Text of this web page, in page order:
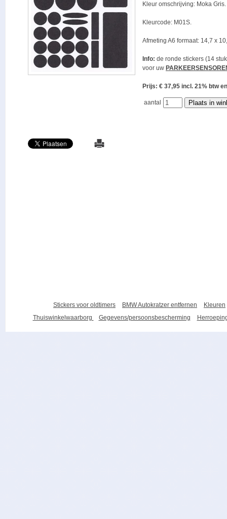
Kleur omschrijving: Moka Gris.
Kleurcode: M01S.
Afmeting A6 formaat: 14,7 x
Info: de ronde stickers (14
voor uw
Prijs: € 37,95 incl. 21% btw
aantal
Stickers voor oldtimers BMW Autokratzer entfernen
Kleuren
Thuiswinkelwaarborg
Gegevens/persoonsbescherming